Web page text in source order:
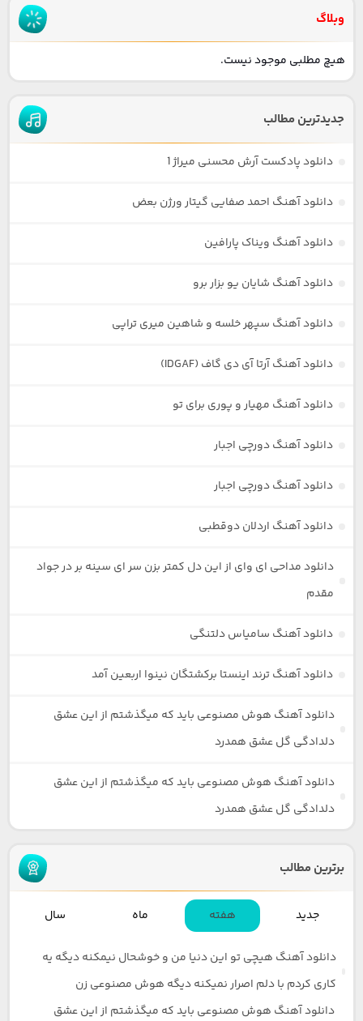
وبلاگ
هیچ مطلبی موجود نیست.
جدیدترین مطالب
دانلود پادکست آرش محسنی میراژ 1
دانلود آهنگ احمد صفایی گیتار ورژن بعض
دانلود آهنگ ویناک پارافین
دانلود آهنگ شایان یو بزار برو
دانلود آهنگ سپهر خلسه و شاهین میری تراپی
دانلود آهنگ آرتا آی دی گاف (IDGAF)
دانلود آهنگ مهیار و پوری برای تو
دانلود آهنگ دورچی اجبار
دانلود آهنگ دورچی اجبار
دانلود آهنگ اردلان دوقطبی
دانلود مداحی ای وای از این دل کمتر بزن سر ای سینه بر در جواد
مقدم
دانلود آهنگ سامیاس دلتنگی
دانلود آهنگ ترند اینستا برکشتگان نینوا اربعین آمد
دانلود آهنگ هوش مصنوعی باید که میگذشتم از این عشق
دلدادگی گل عشق همدرد
دانلود آهنگ هوش مصنوعی باید که میگذشتم از این عشق
دلدادگی گل عشق همدرد
برترین مطالب
جدید هفته ماه سال
دانلود آهنگ هیچی تو این دنیا من و خوشحال نیمکنه دیگه یه
کاری کردم با دلم اصرار نمیکنه دیگه هوش مصنوعی زن
دانلود آهنگ هوش مصنوعی باید که میگذشتم از این عشق